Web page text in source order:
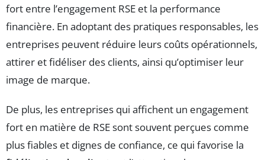
fort entre l’engagement RSE et la performance
financière. En adoptant des pratiques responsables, les
entreprises peuvent réduire leurs coûts opérationnels,
attirer et fidéliser des clients, ainsi qu’optimiser leur
image de marque.
De plus, les entreprises qui affichent un engagement
fort en matière de RSE sont souvent perçues comme
plus fiables et dignes de confiance, ce qui favorise la